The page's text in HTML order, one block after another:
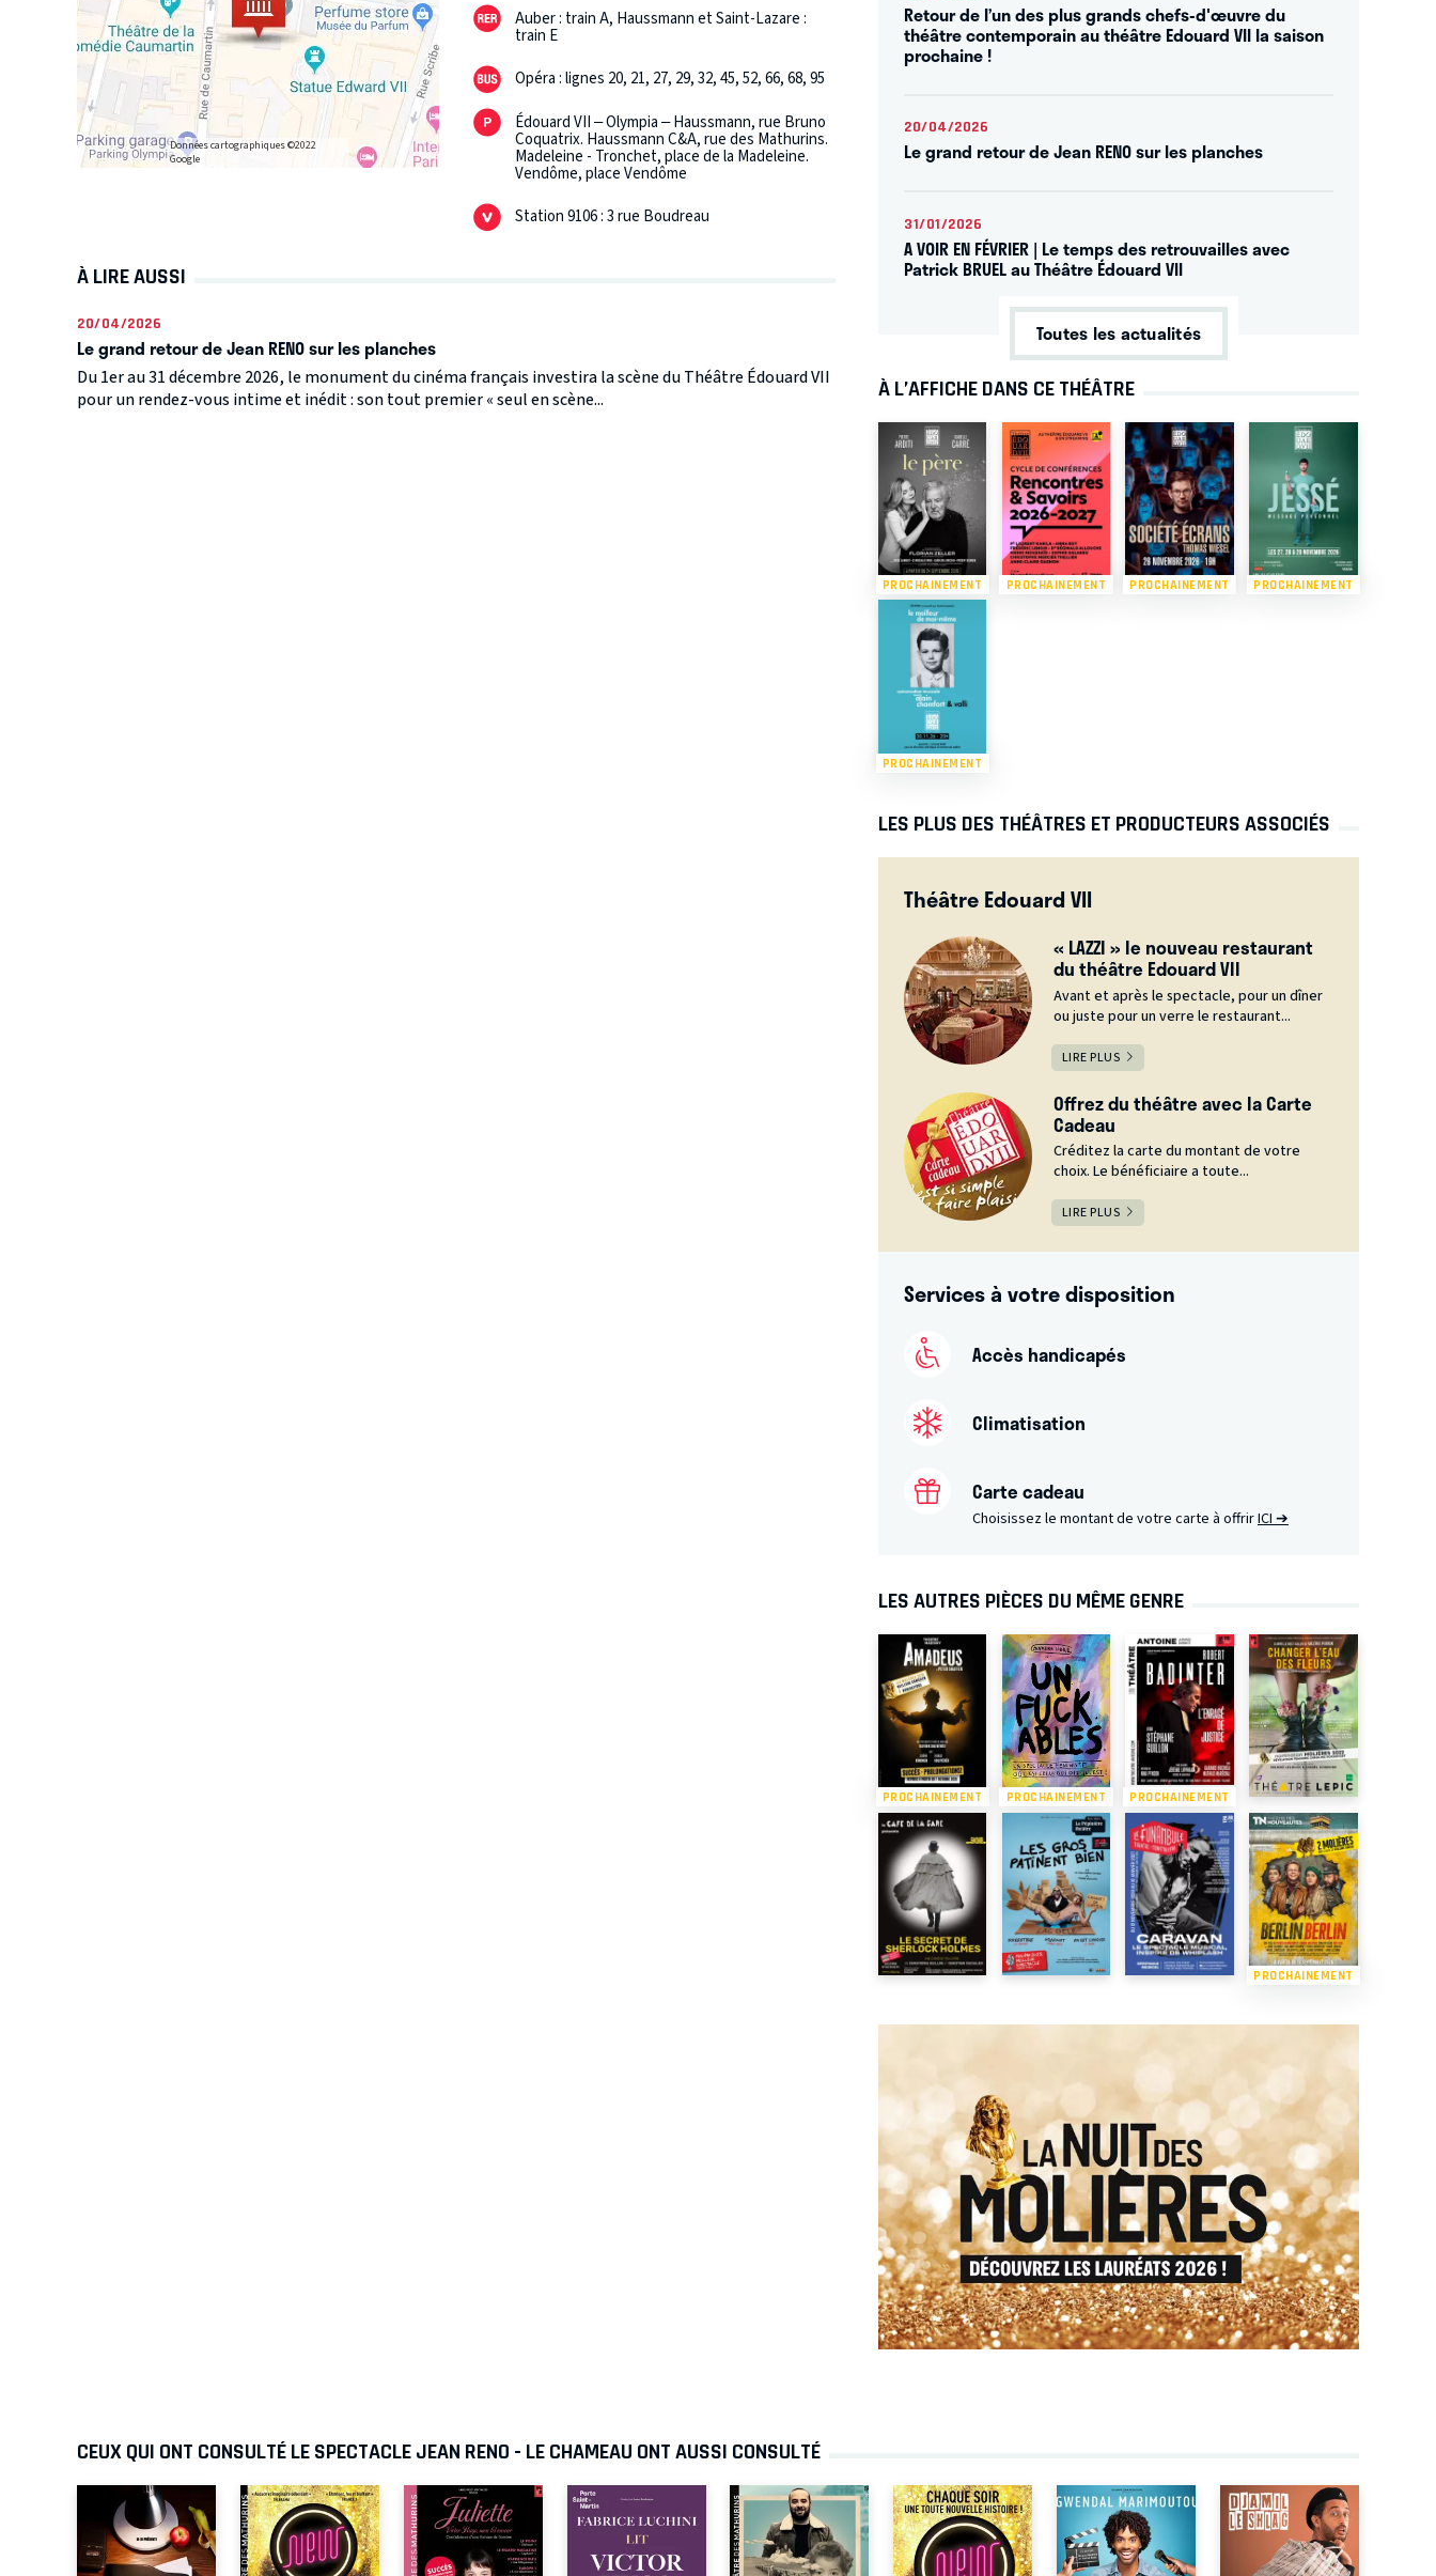
Données cartographiques ©2022
Google
Auber : train A, Haussmann et Saint-Lazare :
train E
Opéra : lignes 20, 21, 27, 29, 32, 45, 52, 66, 68, 95
Édouard VII – Olympia – Haussmann, rue Bruno
Coquatrix. Haussmann C&A, rue des Mathurins.
Madeleine - Tronchet, place de la Madeleine.
Vendôme, place Vendôme
Station 9106 : 3 rue Boudreau
À LIRE AUSSI
20/04/2026
Le grand retour de Jean RENO sur les planches
Du 1er au 31 décembre 2026, le monument du cinéma français investira la scène du Théâtre Édouard VII
pour un rendez-vous intime et inédit : son tout premier « seul en scène...
Retour de l’un des plus grands chefs-d'œuvre du
théâtre contemporain au théâtre Edouard VII la saison
prochaine !
20/04/2026
Le grand retour de Jean RENO sur les planches
31/01/2026
A VOIR EN FÉVRIER | Le temps des retrouvailles avec
Patrick BRUEL au Théâtre Édouard VII
Toutes les actualités
À L’AFFICHE DANS CE THÉÂTRE
PROCHAINEMENT PROCHAINEMENT PROCHAINEMENT PROCHAINEMENT
PROCHAINEMENT
LES PLUS DES THÉÂTRES ET PRODUCTEURS ASSOCIÉS
Théâtre Edouard VII
« LAZZI » le nouveau restaurant
du théâtre Edouard VII
Avant et après le spectacle, pour un dîner
ou juste pour un verre le restaurant...
LIRE PLUS
Offrez du théâtre avec la Carte
Cadeau
Créditez la carte du montant de votre
choix. Le bénéficiaire a toute...
LIRE PLUS
Services à votre disposition
Accès handicapés
Climatisation
Carte cadeau
Choisissez le montant de votre carte à offrirICI ➔
LES AUTRES PIÈCES DU MÊME GENRE
PROCHAINEMENT PROCHAINEMENT PROCHAINEMENT
PROCHAINEMENT
CEUX QUI ONT CONSULTÉ LE SPECTACLE JEAN RENO - LE CHAMEAU ONT AUSSI CONSULTÉ